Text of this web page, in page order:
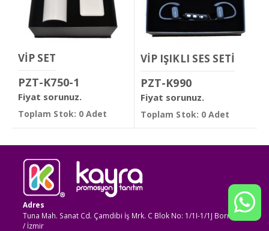
VİP SET
PZT-K750-1
Fiyat sorunuz.
Toplam Stok: 0 Adet
VİP IŞIKLI SES SETİ
PZT-K990
Fiyat sorunuz.
Toplam Stok: 0 Adet
Adres
Tuna Mah. Sanat Cd. Çamdibi İş Mrk. C Blok No: 1/1I-1/1J Bornova
/ İzmir